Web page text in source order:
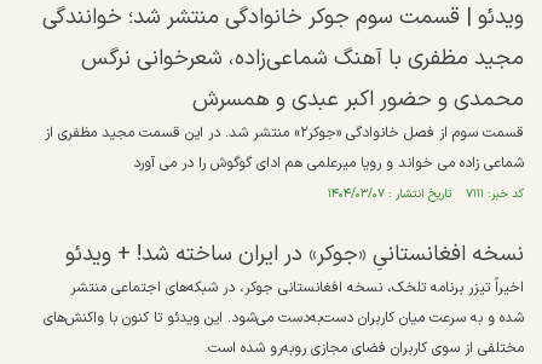
ویدئو | قسمت سوم جوکر خانوادگی منتشر شد؛ خوانندگی
مجید مظفری با آهنگ شماعی‌زاده، شعرخوانی نرگس
محمدی و حضور اکبر عبدی و همسرش
قسمت سوم از فصل خانوادگی «جوکر۲» منتشر شد. در این قسمت مجید مظفری از
شماعی زاده می خواند و رویا میرعلمی هم ادای گوگوش را در می آورد
کد خبر: ۷۱۱۱ تاریخ انتشار : ۱۴۰۴/۰۳/۰۷
نسخه افغانستانیِ «جوکر» در ایران ساخته شد! + ویدئو
اخیراً تیزر برنامه تلخک، نسخه افغانستانی جوکر، در شبکه‌های اجتماعی منتشر
شده و به سرعت میان کاربران دست‌به‌دست می‌شود. این ویدئو تا کنون با واکنش‌های
مختلفی از سوی کاربران فضای مجازی روبه‌رو شده است.